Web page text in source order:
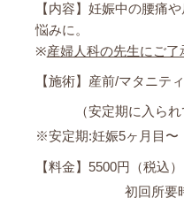
【内容】妊娠中の腰痛
悩みに。
※産婦人科の先生にご
【施術】産前/マタニテ
（安定期に入られて
※安定期:妊娠5ヶ月目〜
【料金】5500円（税込）
初回所要